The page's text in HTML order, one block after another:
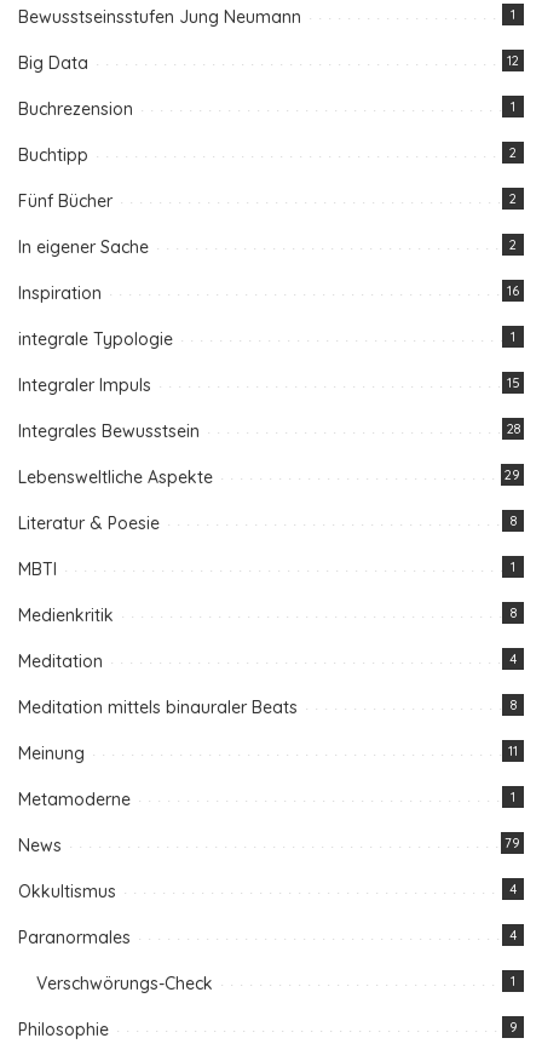
Bewusstseinsstufen Jung Neumann 1
Big Data 12
Buchrezension 1
Buchtipp 2
Fünf Bücher 2
In eigener Sache 2
Inspiration 16
integrale Typologie 1
Integraler Impuls 15
Integrales Bewusstsein 28
Lebensweltliche Aspekte 29
Literatur & Poesie 8
MBTI 1
Medienkritik 8
Meditation 4
Meditation mittels binauraler Beats 8
Meinung 11
Metamoderne 1
News 79
Okkultismus 4
Paranormales 4
Verschwörungs-Check 1
Philosophie 9